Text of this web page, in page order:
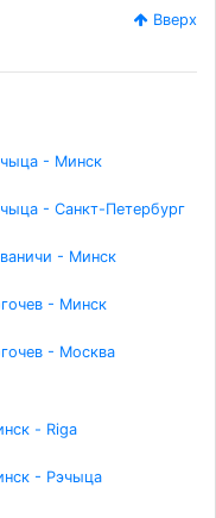
Вверх
- Минск
- Санкт-Петербург
- Минск
- Минск
- Москва
- Riga
- Рэчыца